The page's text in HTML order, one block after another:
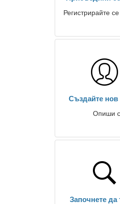
Регистрирайте
Създайте
Опиши
Започнете да